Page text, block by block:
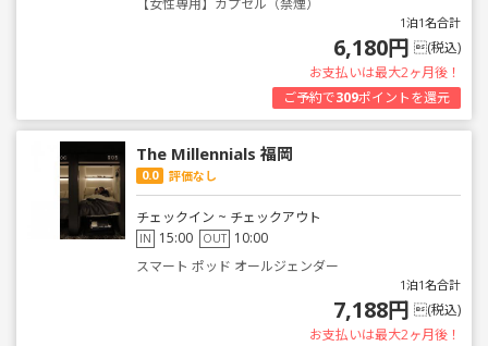
【女性専用】カプセル（禁煙）
1泊1名合計
6,180円 (税込)
お支払いは最大2ヶ月後！
ご予約で309ポイントを還元
The Millennials 福岡
0.0 評価なし
チェックイン ~ チェックアウト
IN 15:00 OUT 10:00
スマート ポッド オールジェンダー
1泊1名合計
7,188円 (税込)
お支払いは最大2ヶ月後！